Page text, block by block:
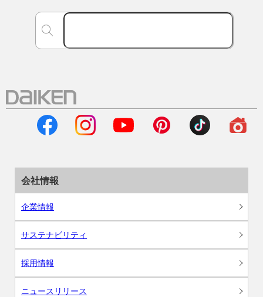
会社情報
企業情報
サステナビリティ
採用情報
ニュースリリース